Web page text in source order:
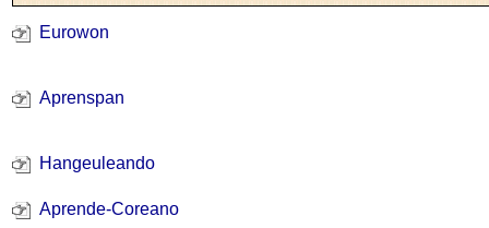
Eurowon
Aprenspan
Hangeuleando
Aprende-Coreano